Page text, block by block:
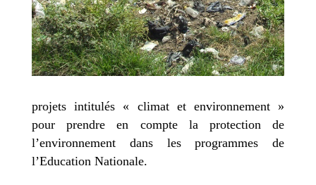
projets intitulés « climat et environnement »
pour prendre en compte la protection de
l’environnement dans les programmes de
l’Education Nationale.